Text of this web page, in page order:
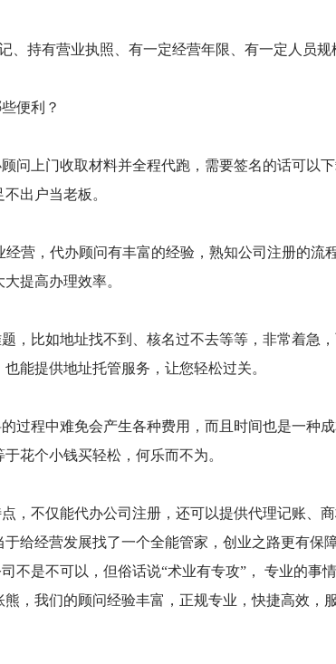
、持有营业执照、有一定经营年限、有一定人员
便利？
问上门收取材料并全程代跑，需要签名的话可以
出户当老板。
经营，代办顾问有丰富的经验，熟知公司注册的流
提高办理效率。
，比如地址找不到、核名过不去等等，非常着急
能提供地址托管服务，让您轻松过关。
过程中难免会产生各种费用，而且时间也是一种
花个小钱买轻松，何乐而不为。
，不仅能代办公司注册，还可以提供代理记账、
给经营发展找了一个全能管家，创业之路更有保障
不是不可以，但俗话说“术业有专攻”， 专业的事
熊 ，我们的顾问经验丰富，正规专业，快捷高效，